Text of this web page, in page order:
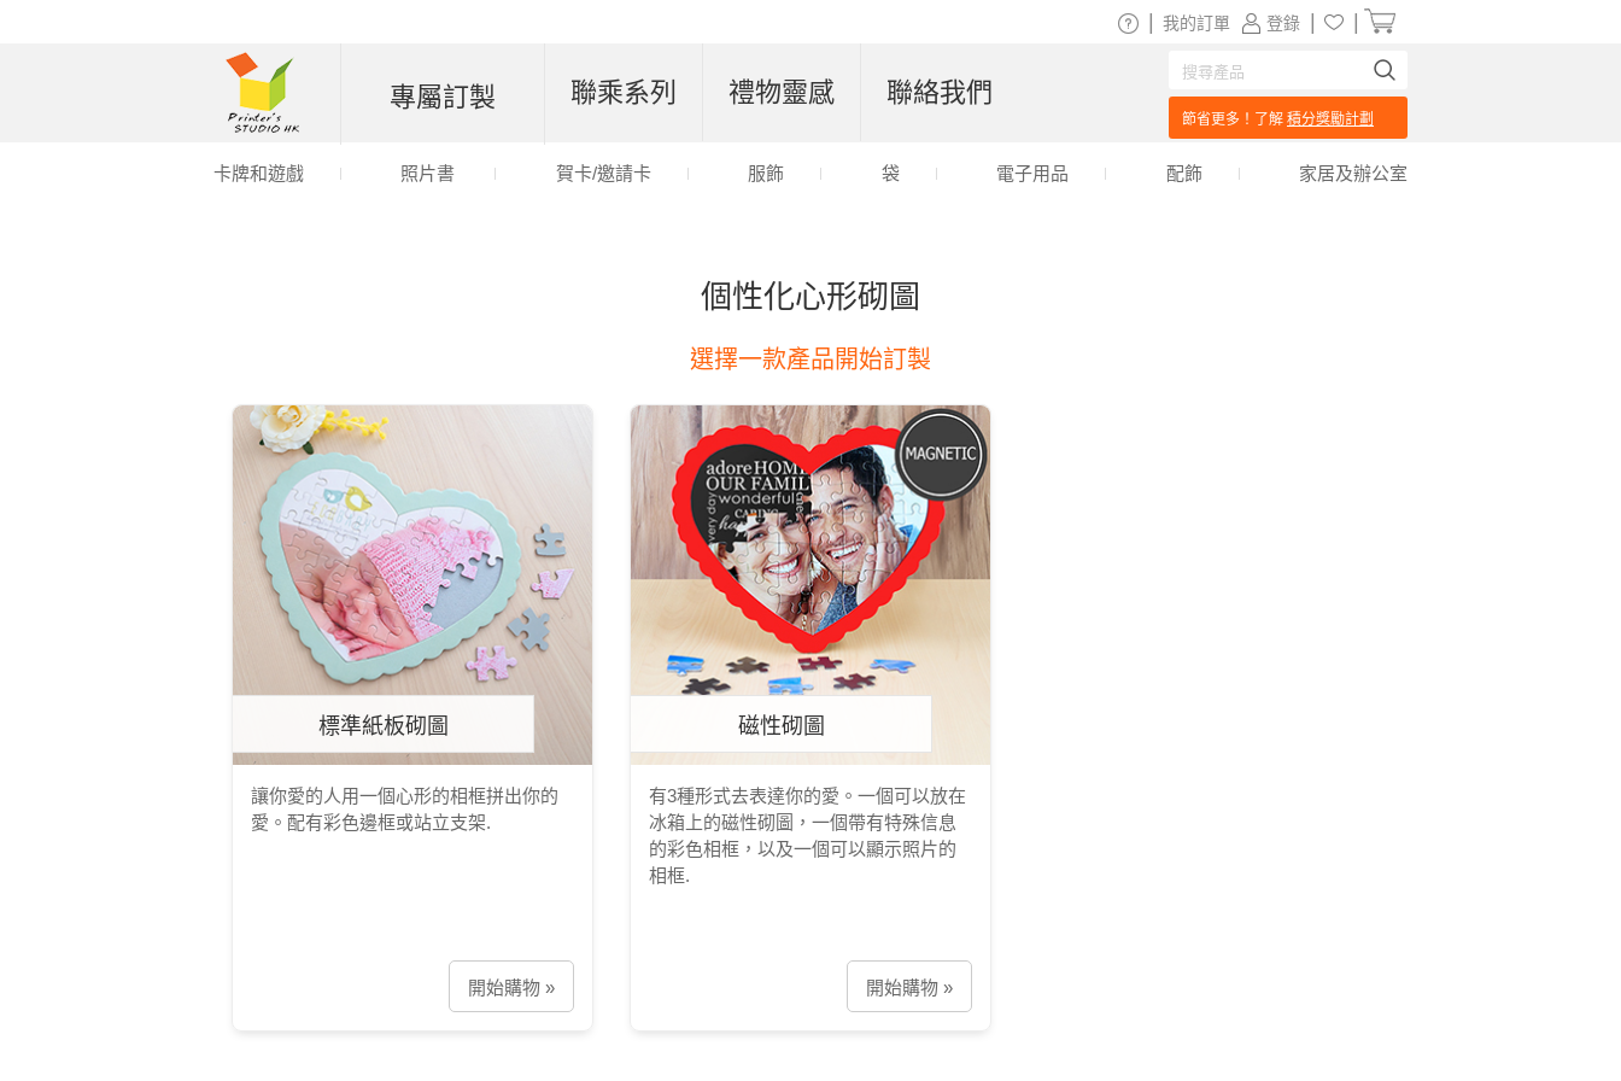
個性化心形砌圖
選擇一款產品開始訂製
標準紙板砌圖
讓你愛的人用一個心形的相框拼出你的
愛。配有彩色邊框或站立支架.
開始購物 »
磁性砌圖
有3種形式去表達你的愛。一個可以放在
冰箱上的磁性砌圖，一個帶有特殊信息
的彩色相框，以及一個可以顯示照片的
相框.
開始購物 »
登錄
我的訂單
專屬訂製 聯乘系列 禮物靈感 聯絡我們
節省更多！了解 積分獎勵計劃
卡牌和遊戲 照片書 賀卡/邀請卡 服飾 袋 電子用品 配飾 家居及辦公室